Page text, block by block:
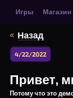
Игры Магазин
Назад
4/22/2022
Привет,
Потому что это